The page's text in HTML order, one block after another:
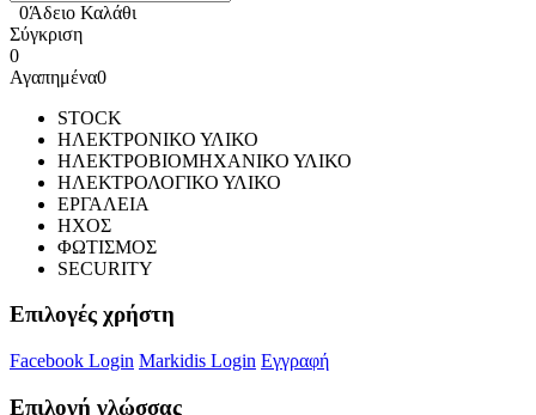
0Άδειο Καλάθι
Σύγκριση
0
Αγαπημένα0
STOCK
ΗΛΕΚΤΡΟΝΙΚΟ ΥΛΙΚΟ
ΗΛΕΚΤΡΟΒΙΟΜΗΧΑΝΙΚΟ ΥΛΙΚΟ
ΗΛΕΚΤΡΟΛΟΓΙΚΟ ΥΛΙΚΟ
ΕΡΓΑΛΕΙΑ
ΗΧΟΣ
ΦΩΤΙΣΜΟΣ
SECURITY
Επιλογές χρήστη
Facebook Login Markidis Login Εγγραφή
Επιλογή γλώσσας